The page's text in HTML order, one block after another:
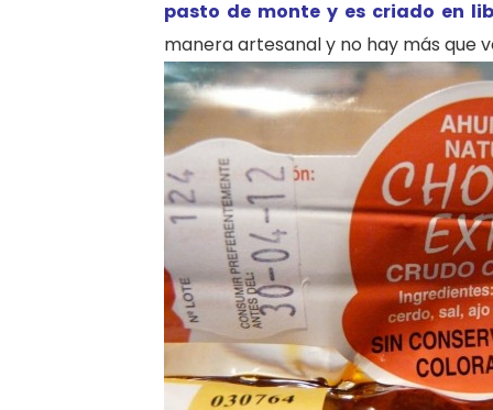
pasto de monte y es criado en
manera artesanal y no hay más que